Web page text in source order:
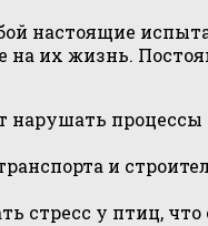
настоящие
на их жизнь.
и
у птиц, что